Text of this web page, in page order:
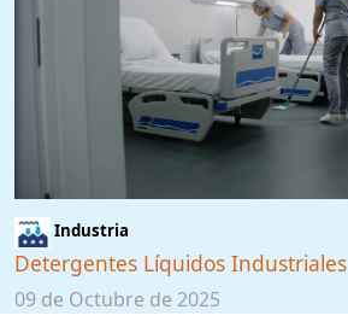
Industria
Detergentes Líquidos Industriales
09 de Octubre de 2025